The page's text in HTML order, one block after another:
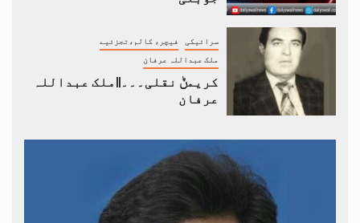
سرائیکی فیچر، کالم،تجزئیے
ملک عبداللہ عرفان
کریمݨ نقلی۔۔۔||ملک عبداللہ
عرفان